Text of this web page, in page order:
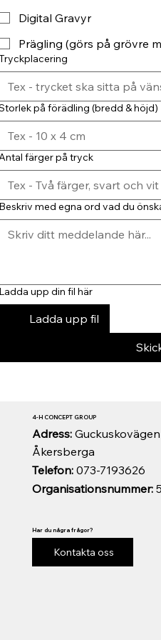
Digital Gravyr
Prägling (görs på grövre
på förädling (bredd & höjd)
färger på tryck
med egna ord vad du
upp din fil här
Ladda upp fil
Organisationsnummer:
Telefon:073-7193626
Adress:
Åkersberga
4-H CONCEPT GROUP
Har du några frågor?
Kontakta oss